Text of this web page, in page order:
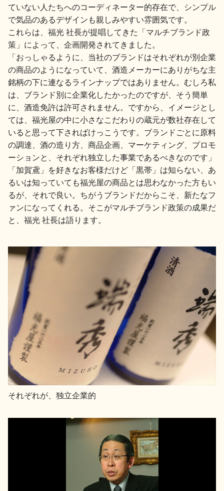
ていない人たちへのコーディネーター的存在で、シンプル
で気品のあるデザインも親しみやすい雰囲気です。
これらは、福光 社長が提唱してきた「マルチブランド政
策」によって、企画開発されてきました。
「おっしゃるように、当社のブランドはそれぞれが別企業
の商品のようになっていて、酒造メーカーにありがちな主
銘柄の下に連なるラインナップではありません。むしろ私
は、ブランド別に企業化したかったのですが、そう簡単
に、酒造免許は許可されません。ですから、イメージとし
ては、福光屋の中に小さなこだわりの蔵元が数社存在して
いると思って下さればけっこうです。ブランドごとに原料
の調達、酒の造り方、商品企画、マーケティング、プロモ
ーションと、それぞれ独立した事業であるべきなのです」
「加賀鳶」を好きなお客様だけど「黒帯」は知らない、あ
るいは知っていても福光屋の商品とは思わなかった方もい
るが、それで良い。ちがうブランドだからこそ、新たなフ
ァンになってくれる。そこがマルチブランド政策の成果だ
と、福光 社長は語ります。
それぞれが、独立企業的